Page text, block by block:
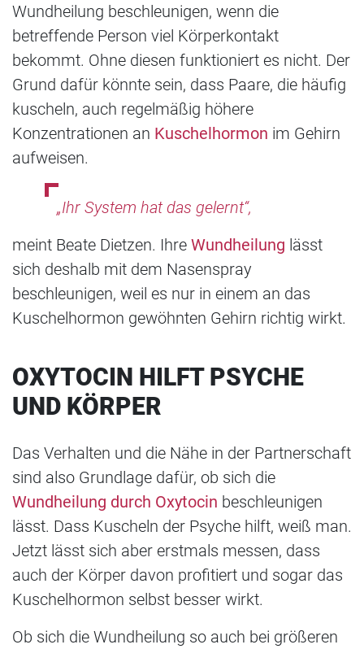
Wundheilung beschleunigen, wenn die
betreffende Person viel Körperkontakt
bekommt. Ohne diesen funktioniert es nicht. Der
Grund dafür könnte sein, dass Paare, die häufig
kuscheln, auch regelmäßig höhere
Konzentrationen an Kuschelhormon im Gehirn
aufweisen.
„Ihr System hat das gelernt“,
meint Beate Dietzen. Ihre Wundheilung lässt
sich deshalb mit dem Nasenspray
beschleunigen, weil es nur in einem an das
Kuschelhormon gewöhnten Gehirn richtig wirkt.
OXYTOCIN HILFT PSYCHE
UND KÖRPER
Das Verhalten und die Nähe in der Partnerschaft
sind also Grundlage dafür, ob sich die
Wundheilung durch Oxytocin beschleunigen
lässt. Dass Kuscheln der Psyche hilft, weiß man.
Jetzt lässt sich aber erstmals messen, dass
auch der Körper davon profitiert und sogar das
Kuschelhormon selbst besser wirkt.
Ob sich die Wundheilung so auch bei größeren